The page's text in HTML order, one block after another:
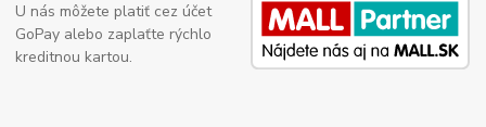
U nás môžete platiť cez účet
GoPay alebo zaplaťte rýchlo
kreditnou kartou.